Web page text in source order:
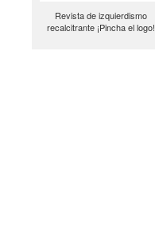
Revista de izquierdismo
recalcitrante ¡Pincha el logo!